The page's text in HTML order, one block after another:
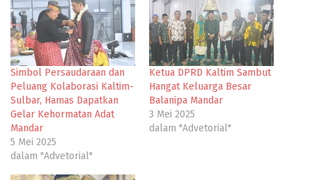
Simbol Persaudaraan dan
Peluang Kolaborasi Kaltim-
Sulbar, Hamas Dapatkan
Gelar Kehormatan Adat
Mandar
5 Mei 2025
dalam "Advetorial"
Ketua DPRD Kaltim Sambut
Hangat Keluarga Besar
Balanipa Mandar
3 Mei 2025
dalam "Advetorial"